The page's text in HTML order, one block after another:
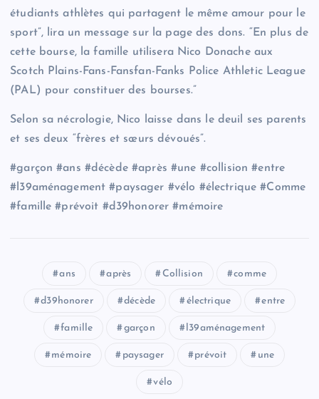
étudiants athlètes qui partagent le même amour pour le
sport”, lira un message sur la page des dons. “En plus de
cette bourse, la famille utilisera Nico Donache aux
Scotch Plains-Fans-Fansfan-Fanks Police Athletic League
(PAL) pour constituer des bourses.”
Selon sa nécrologie, Nico laisse dans le deuil ses parents
et ses deux “frères et sœurs dévoués”.
#garçon #ans #décède #après #une #collision #entre
#l39aménagement #paysager #vélo #électrique #Comme
#famille #prévoit #d39honorer #mémoire
ans après Collision comme
d39honorer décède électrique entre
famille garçon l39aménagement
mémoire paysager prévoit une
vélo